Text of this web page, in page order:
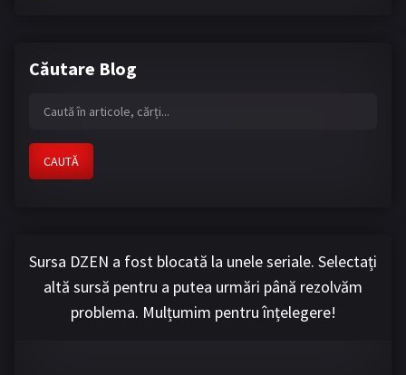
Căutare Blog
CAUTĂ
Sursa DZEN a fost blocată la unele seriale. Selectați
altă sursă pentru a putea urmări până rezolvăm
problema. Mulțumim pentru înțelegere!